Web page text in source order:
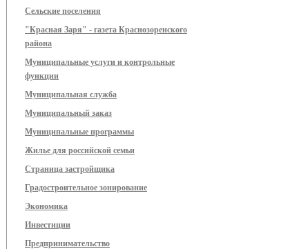
Сельские поселения
"Красная Заря" - газета Краснозоренского
района
Муниципальные услуги и контрольные
функции
Муниципальная служба
Муниципальный заказ
Муниципальные программы
Жилье для российской семьи
Страница застройщика
Градостроительное зонирование
Экономика
Инвестиции
Предпринимательство